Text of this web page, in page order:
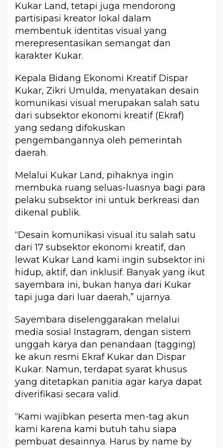
Kukar Land, tetapi juga mendorong
partisipasi kreator lokal dalam
membentuk identitas visual yang
merepresentasikan semangat dan
karakter Kukar.
Kepala Bidang Ekonomi Kreatif Dispar
Kukar, Zikri Umulda, menyatakan desain
komunikasi visual merupakan salah satu
dari subsektor ekonomi kreatif (Ekraf)
yang sedang difokuskan
pengembangannya oleh pemerintah
daerah.
Melalui Kukar Land, pihaknya ingin
membuka ruang seluas-luasnya bagi para
pelaku subsektor ini untuk berkreasi dan
dikenal publik.
“Desain komunikasi visual itu salah satu
dari 17 subsektor ekonomi kreatif, dan
lewat Kukar Land kami ingin subsektor ini
hidup, aktif, dan inklusif. Banyak yang ikut
sayembara ini, bukan hanya dari Kukar
tapi juga dari luar daerah,” ujarnya.
Sayembara diselenggarakan melalui
media sosial Instagram, dengan sistem
unggah karya dan penandaan (tagging)
ke akun resmi Ekraf Kukar dan Dispar
Kukar. Namun, terdapat syarat khusus
yang ditetapkan panitia agar karya dapat
diverifikasi secara valid.
“Kami wajibkan peserta men-tag akun
kami karena kami butuh tahu siapa
pembuat desainnya. Harus by name by